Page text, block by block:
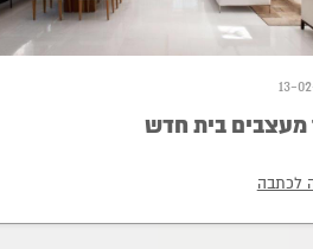
13-
מעצבים בית חדש
לכתבה